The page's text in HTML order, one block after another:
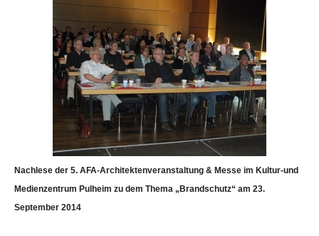
Nachlese der 5. AFA-Architektenveranstaltung & Messe im Kultur-und
Medienzentrum Pulheim zu dem Thema „Brandschutz“ am 23.
September 2014